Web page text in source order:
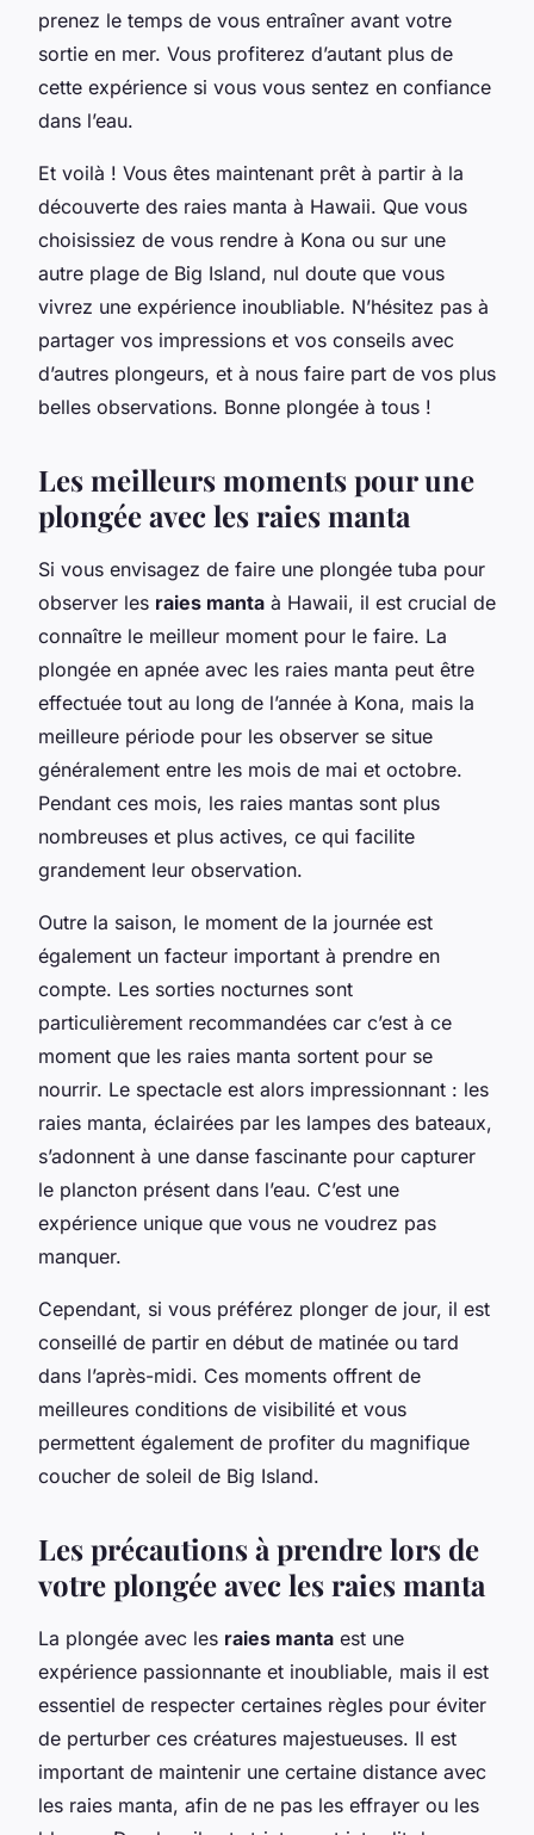
prenez le temps de vous entraîner avant votre
sortie en mer. Vous profiterez d’autant plus de
cette expérience si vous vous sentez en confiance
dans l’eau.
Et voilà ! Vous êtes maintenant prêt à partir à la
découverte des raies manta à Hawaii. Que vous
choisissiez de vous rendre à Kona ou sur une
autre plage de Big Island, nul doute que vous
vivrez une expérience inoubliable. N’hésitez pas à
partager vos impressions et vos conseils avec
d’autres plongeurs, et à nous faire part de vos plus
belles observations. Bonne plongée à tous !
Les meilleurs moments pour une
plongée avec les raies manta
Si vous envisagez de faire une plongée tuba pour
observer les raies manta à Hawaii, il est crucial de
connaître le meilleur moment pour le faire. La
plongée en apnée avec les raies manta peut être
effectuée tout au long de l’année à Kona, mais la
meilleure période pour les observer se situe
généralement entre les mois de mai et octobre.
Pendant ces mois, les raies mantas sont plus
nombreuses et plus actives, ce qui facilite
grandement leur observation.
Outre la saison, le moment de la journée est
également un facteur important à prendre en
compte. Les sorties nocturnes sont
particulièrement recommandées car c’est à ce
moment que les raies manta sortent pour se
nourrir. Le spectacle est alors impressionnant : les
raies manta, éclairées par les lampes des bateaux,
s’adonnent à une danse fascinante pour capturer
le plancton présent dans l’eau. C’est une
expérience unique que vous ne voudrez pas
manquer.
Cependant, si vous préférez plonger de jour, il est
conseillé de partir en début de matinée ou tard
dans l’après-midi. Ces moments offrent de
meilleures conditions de visibilité et vous
permettent également de profiter du magnifique
coucher de soleil de Big Island.
Les précautions à prendre lors de
votre plongée avec les raies manta
La plongée avec les raies manta est une
expérience passionnante et inoubliable, mais il est
essentiel de respecter certaines règles pour éviter
de perturber ces créatures majestueuses. Il est
important de maintenir une certaine distance avec
les raies manta, afin de ne pas les effrayer ou les